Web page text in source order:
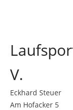
V.
Eckhard Steuer
Am Hofacker 5